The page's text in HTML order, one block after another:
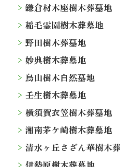
鎌倉材木座樹木葬墓地
稲毛霊園樹木葬墓地
野田樹木葬墓地
妙典樹木葬墓地
烏山樹木自然墓地
壬生樹木葬墓地
横須賀衣笠樹木葬墓地
湘南茅ケ崎樹木葬墓地
清水ヶ丘さざん華樹木